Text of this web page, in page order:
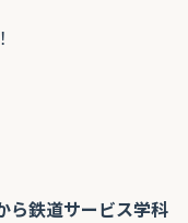
鉄道サービス学科